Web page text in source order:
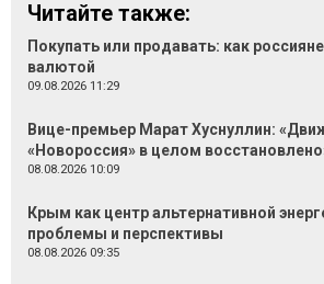
Читайте также:
Покупать или продавать: как
валютой
09.08.2026 11:29
Вице-премьер Марат Хуснуллин:
«Новороссия» в целом
08.08.2026 10:09
Крым как центр альтернативной
проблемы и перспективы
08.08.2026 09:35